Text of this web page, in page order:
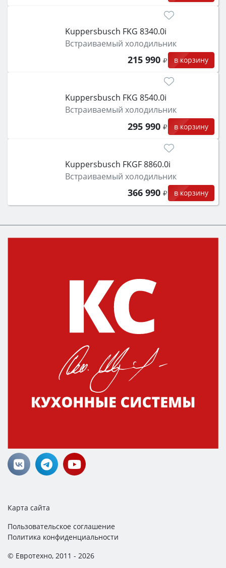
Kuppersbusch FKG 8340.0i
Встраиваемый холодильник
215 990 в корзину
Kuppersbusch FKG 8540.0i
Встраиваемый холодильник
295 990 в корзину
Kuppersbusch FKGF 8860.0i
Встраиваемый холодильник
366 990 в корзину
Карта сайта
Пользовательское соглашение
Политика конфиденциальности
© Евротехно, 2011 - 2026